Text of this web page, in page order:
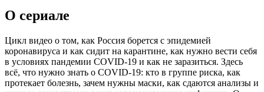
О сериале
Цикл видео о том, как Россия борется с эпидемией
коронавируса и как сидит на карантине, как нужно вести себя
в условиях пандемии COVID-19 и как не заразиться. Здесь
всё, что нужно знать о COVID-19: кто в группе риска, как
протекает болезнь, зачем нужны маски, как сдаются анализы и